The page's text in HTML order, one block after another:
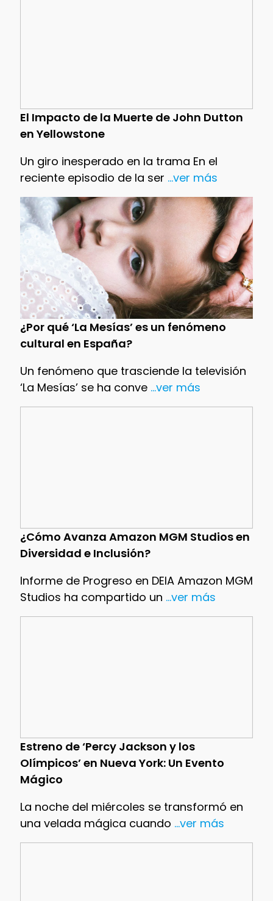
El Impacto de la Muerte de John Dutton
en Yellowstone
Un giro inesperado en la trama En el
reciente episodio de la ser ...ver más
¿Por qué ‘La Mesías’ es un fenómeno
cultural en España?
Un fenómeno que trasciende la televisión
‘La Mesías’ se ha conve...ver más
¿Cómo Avanza Amazon MGM Studios en
Diversidad e Inclusión?
Informe de Progreso en DEIA Amazon MGM
Studios ha compartido un ...ver más
Estreno de ‘Percy Jackson y los
Olímpicos’ en Nueva York: Un Evento
Mágico
La noche del miércoles se transformó en
una velada mágica cuando ...ver más